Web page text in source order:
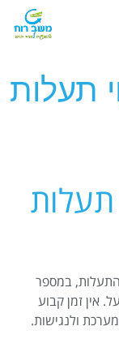
תעלות
תעלות
התעלות, במספר
אין זמן קבוע
ולנגישות.